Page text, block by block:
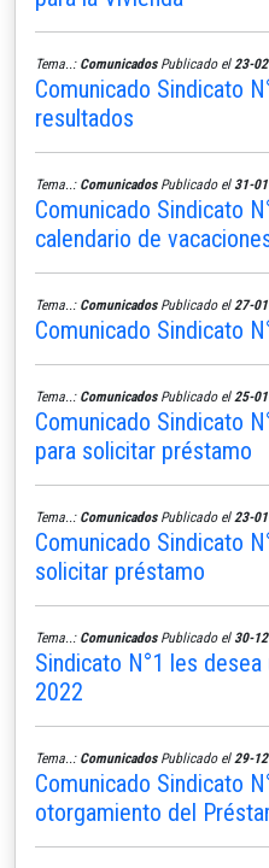
Tema..: ComunicadosPublicado el 23-
Comunicado Sindicato
resultados
Tema..: ComunicadosPublicado el 31-
Comunicado Sindicato
calendario de
Tema..: ComunicadosPublicado el 27-
Comunicado Sindicato
Tema..: ComunicadosPublicado el 25-
Comunicado Sindicato
para solicitar préstamo
Tema..: ComunicadosPublicado el 23-
Comunicado Sindicato
solicitar préstamo
Tema..: ComunicadosPublicado el 30-
Sindicato N°1 les
2022
Tema..: ComunicadosPublicado el 29-
Comunicado Sindicato
otorgamiento del